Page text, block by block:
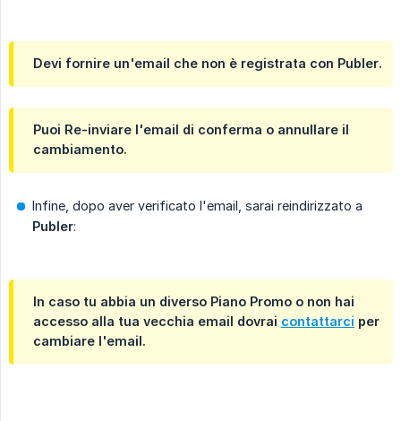
Devi fornire un'email che non è registrata con Publer.
Puoi Re-inviare l'email di conferma o annullare il
cambiamento.
Infine, dopo aver verificato l'email, sarai reindirizzato a
Publer:
In caso tu abbia un diverso Piano Promo o non hai
accesso alla tua vecchia email dovrai contattarci per
cambiare l'email.